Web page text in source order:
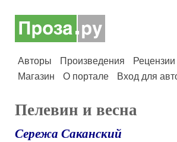
Авторы Произведения Рецензии
Магазин
О портале Вход для
Пелевин и весна
Сережа Саканский